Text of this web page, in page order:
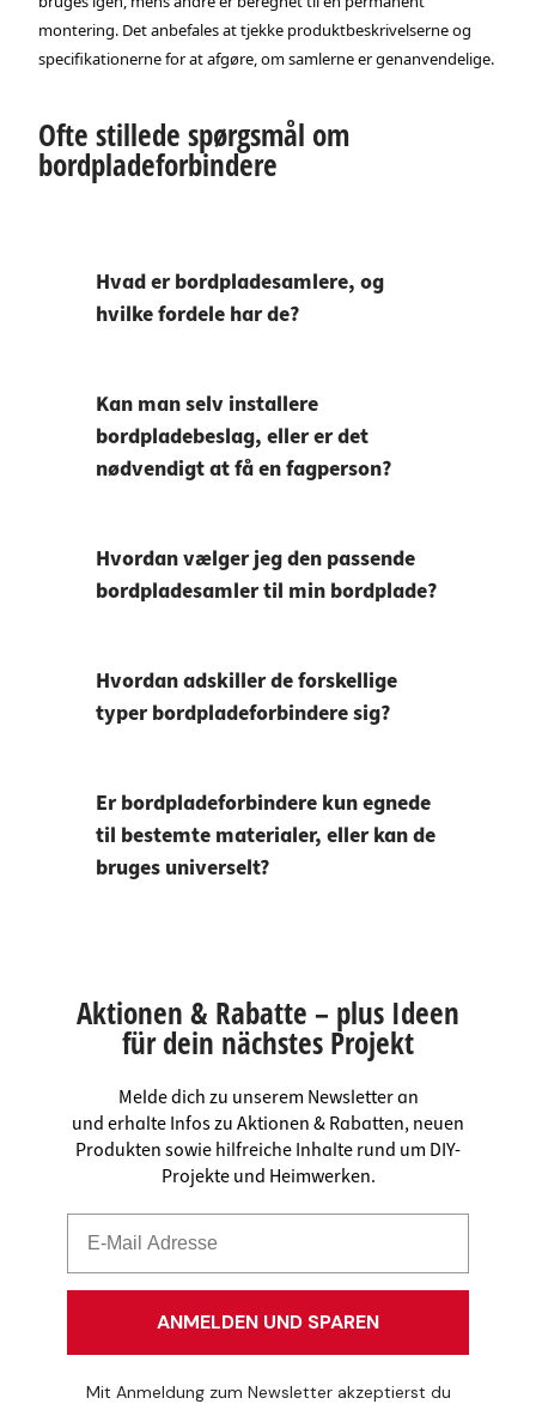
montering. Det anbefales at tjekke produktbeskrivelserne og
specifikationerne for at afgøre, om samlerne er genanvendelige.
Ofte stillede spørgsmål om
bordpladeforbindere
Hvad er bordpladesamlere, og
hvilke fordele har de?
Kan man selv installere
bordpladebeslag, eller er det
nødvendigt at få en fagperson?
Hvordan vælger jeg den passende
bordpladesamler til min bordplade?
Hvordan adskiller de forskellige
typer bordpladeforbindere sig?
Er bordpladeforbindere kun egnede
til bestemte materialer, eller kan de
bruges universelt?
Aktionen & Rabatte – plus Ideen
für dein nächstes Projekt
Melde dich zu unserem Newsletter an
und erhalte Infos zu Aktionen & Rabatten, neuen
Produkten sowie hilfreiche Inhalte rund um DIY-
Projekte und Heimwerken.
ANMELDEN UND SPAREN
Mit Anmeldung zum Newsletter akzeptierst du